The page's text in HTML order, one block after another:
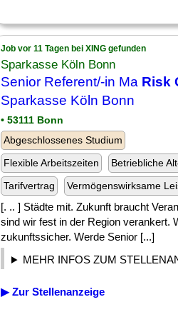
Job vor 11 Tagen bei XING gefunden
Sparkasse Köln Bonn
Senior Referent/-in Ma Risk
Sparkasse Köln Bonn
• 53111 Bonn
Abgeschlossenes Studium
Flexible Arbeitszeiten
Betriebliche
Tarifvertrag
Vermögenswirksame
[. .. ] Städte mit. Zukunft braucht
sind wir fest in der Region verankert.
zukunftssicher. Werde Senior [...]
MEHR INFOS ZUM
▶ Zur Stellenanzeige